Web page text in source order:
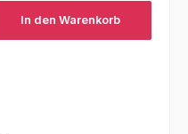
In den Warenkorb